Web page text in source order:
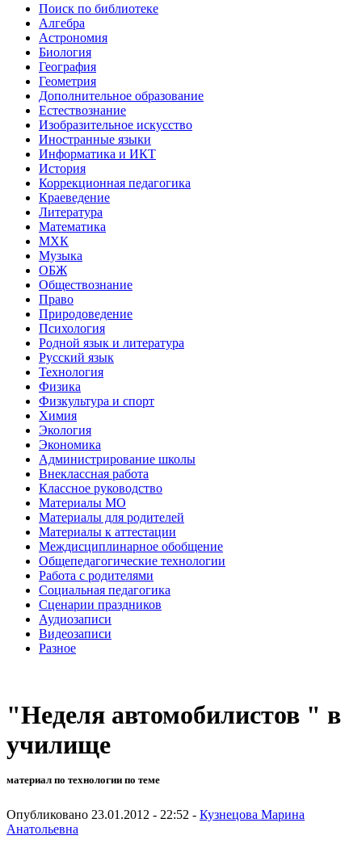
Поиск по библиотеке
Алгебра
Астрономия
Биология
География
Геометрия
Дополнительное образование
Естествознание
Изобразительное искусство
Иностранные языки
Информатика и ИКТ
История
Коррекционная педагогика
Краеведение
Литература
Математика
МХК
Музыка
ОБЖ
Обществознание
Право
Природоведение
Психология
Родной язык и литература
Русский язык
Технология
Физика
Физкультура и спорт
Химия
Экология
Экономика
Администрирование школы
Внеклассная работа
Классное руководство
Материалы МО
Материалы для родителей
Материалы к аттестации
Междисциплинарное обобщение
Общепедагогические технологии
Работа с родителями
Социальная педагогика
Сценарии праздников
Аудиозаписи
Видеозаписи
Разное
"Неделя автомобилистов " в
училище
материал по технологии по теме
Опубликовано 23.01.2012 - 22:52 - Кузнецова Марина
Анатольевна